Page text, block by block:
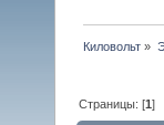
Киловольт »
Страницы: [1]